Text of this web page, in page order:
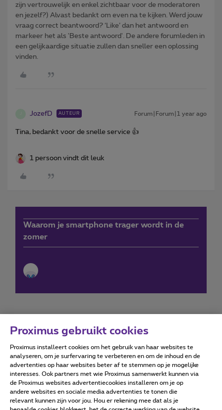
zijn vertrouwelijk en enkel zichtbaar voor de moderatoren
en jezelf?) Alvast bedankt om even na te kijken. Werd jouw
vraag correct beantwoord? ‘Like’ dan het antwoord en
markeer het als 'Beste antwoord'. De andere forumleden in
een gelijkaardige situatie zullen dan sneller een oplossing
vinden.
JozefD AUTEUR Forum|Forum|1 year ago
Tina, bedankt voor de snelle service 👍
1 persoon vindt dit leuk
Waarom je smartphone trager wordt in de
zomer
Forumvoorwaarden Accessibility statement
Alle rechten voorbehouden. © Proximus
Proximus gebruikt cookies
Proximus installeert cookies om het gebruik van haar websites te
analyseren, om je surfervaring te verbeteren en om de inhoud en de
advertenties op haar websites beter af te stemmen op je mogelijke
interesses. Ook partners met wie Proximus samenwerkt kunnen via
de Proximus websites advertentiecookies installeren om je op
andere websites en sociale media advertenties te tonen die
relevant kunnen zijn voor jou. Hou er rekening mee dat als je